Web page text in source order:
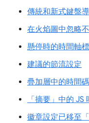
傳統和新式鍵盤
在火焰圖中忽略
懸停時的時間軸
建議的節流設定
疊加層中的時間
「摘要」中的 JS
徽章設定已移至